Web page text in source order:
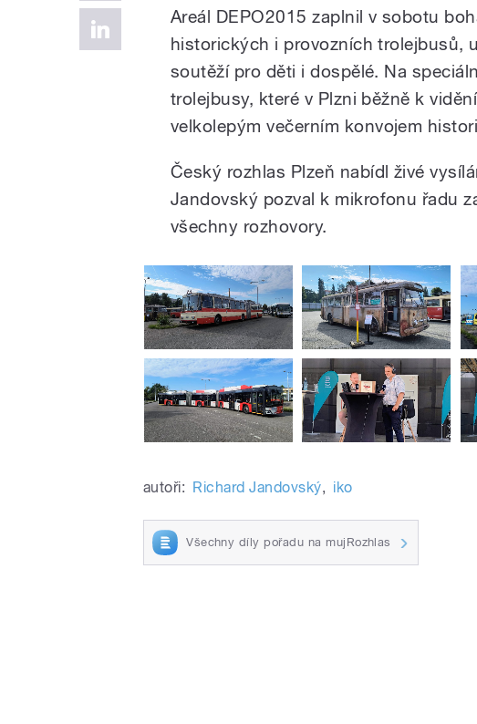
Areál DEPO2015 zaplnil v sobotu
historických i provozních trolejbusů,
soutěží pro děti i dospělé. Na
trolejbusy, které v Plzni běžně k
velkolepým večerním konvojem
Český rozhlas Plzeň nabídl živé
Jandovský pozval k mikrofonu řadu
všechny rozhovory.
autoři: Richard Jandovský, iko
Všechny díly pořadu na mujRozhlas